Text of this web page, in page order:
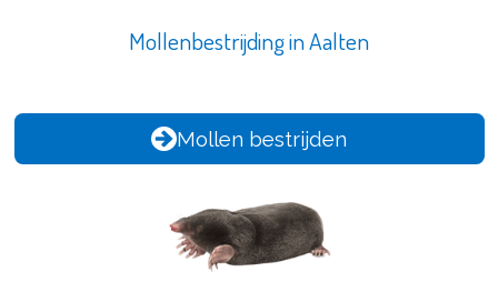
Mollenbestrijding in Aalten
Mollen bestrijden